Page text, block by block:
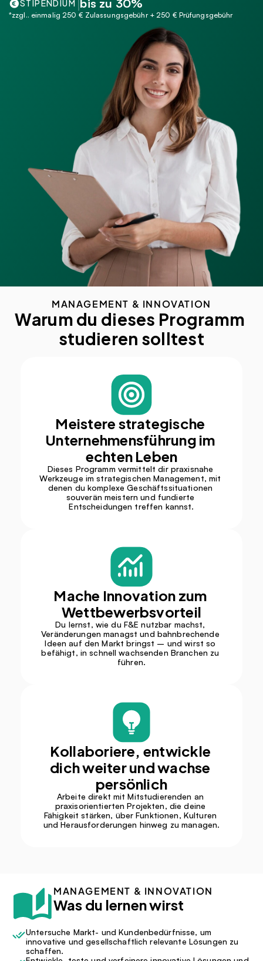
STIPENDIUM bis zu 30%
*zzgl.. einmalig 250 € Zulassungsgebühr + 250 € Prüfungsgebühr
MANAGEMENT & INNOVATION
Warum du dieses Programm
studieren solltest
Meistere strategische
Unternehmensführung im
echten Leben
Dieses Programm vermittelt dir praxisnahe
Werkzeuge im strategischen Management, mit
denen du komplexe Geschäftssituationen
souverän meistern und fundierte
Entscheidungen treffen kannst.
Mache Innovation zum
Wettbewerbsvorteil
Du lernst, wie du F&E nutzbar machst,
Veränderungen managst und bahnbrechende
Ideen auf den Markt bringst – und wirst so
befähigt, in schnell wachsenden Branchen zu
führen.
Kollaboriere, entwickle
dich weiter und wachse
persönlich
Arbeite direkt mit Mitstudierenden an
praxisorientierten Projekten, die deine
Fähigkeit stärken, über Funktionen, Kulturen
und Herausforderungen hinweg zu managen.
MANAGEMENT & INNOVATION
Was du lernen wirst
Untersuche Markt- und Kundenbedürfnisse, um
innovative und gesellschaftlich relevante Lösungen zu
schaffen.